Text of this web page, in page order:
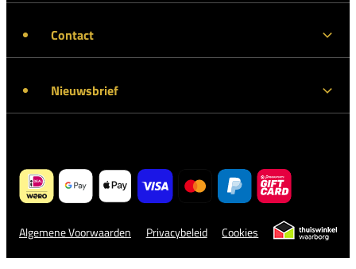
Contact
Nieuwsbrief
Algemene Voorwaarden Privacybeleid Cookies